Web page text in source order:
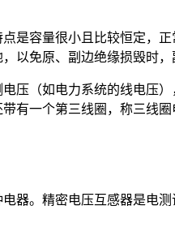
是容量很小且比较恒定，
以免原、副边绝缘损毁时
压（如电力系统的线电压
有一个第三线圈，称三线
器。精密电压互感器是电